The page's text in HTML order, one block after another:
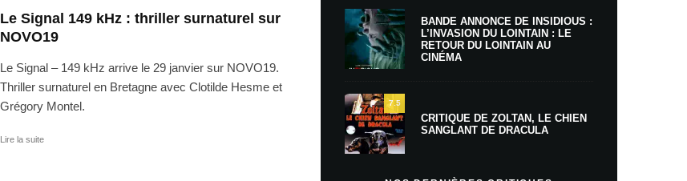
Le Signal 149 kHz : thriller surnaturel sur
NOVO19
Le Signal – 149 kHz arrive le 29 janvier sur NOVO19.
Thriller surnaturel en Bretagne avec Clotilde Hesme et
Grégory Montel.
Lire la suite
BANDE ANNONCE DE INSIDIOUS :
L’INVASION DU LOINTAIN : LE
RETOUR DU LOINTAIN AU
CINÉMA
7.5
CRITIQUE DE ZOLTAN, LE CHIEN
SANGLANT DE DRACULA